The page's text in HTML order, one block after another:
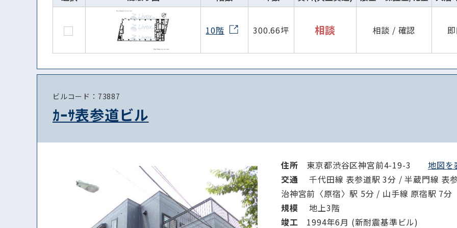
10階 300.66坪 相談 相談 / 確認
ビルコード：73887
ｶｰｻ表参道ビル
住所 東京都渋谷区神宮前4-19-3地図
交通
千代田線 表参道駅 3分 / 半蔵門線 表
治神宮前〈原宿〉駅 5分 / 山手線 原宿駅 7分
規模
地上3階
竣⼯ 1994年6月 (新耐震基準ビル)